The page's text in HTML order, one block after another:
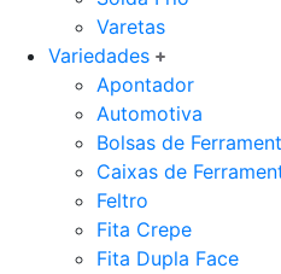
Varetas
Variedades
Apontador
Automotiva
Bolsas de
Caixas de
Feltro
Fita Crepe
Fita Dupla Face